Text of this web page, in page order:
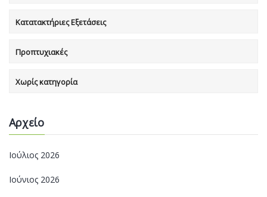
Κατατακτήριες Εξετάσεις
Προπτυχιακές
Χωρίς κατηγορία
Αρχείο
Ιούλιος 2026
Ιούνιος 2026